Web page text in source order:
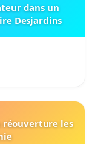
dans un
Desjardins
réouverture les